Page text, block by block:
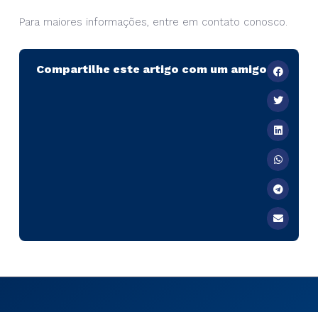
Para maiores informações, entre em contato conosco.
Compartilhe este artigo com um amigo